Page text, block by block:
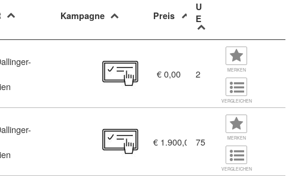
Kampagne Preis
U
E
(11456349) € 0,00 2 MERKEN
VERGLEICHEN
€ 1.900,00 75 MERKEN
VERGLEICHEN